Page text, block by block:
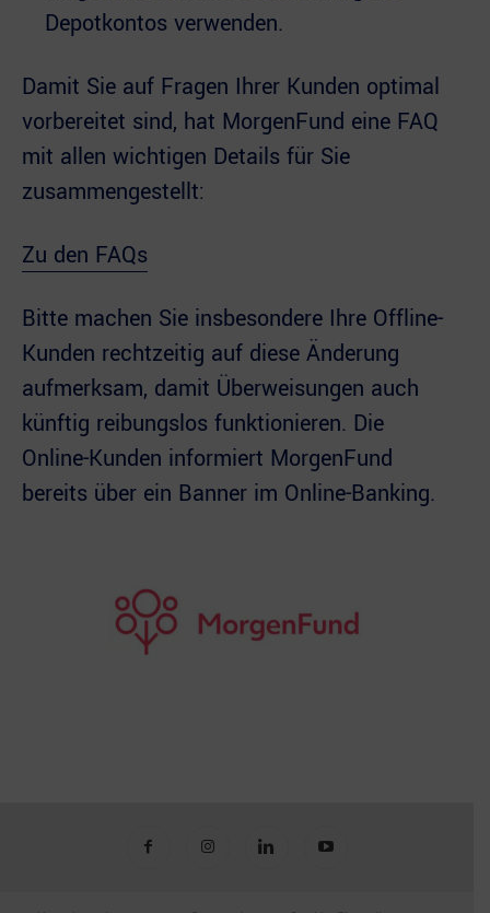
Depotkontos verwenden.
Damit Sie auf Fragen Ihrer Kunden optimal
vorbereitet sind, hat MorgenFund eine FAQ
mit allen wichtigen Details für Sie
zusammengestellt:
Zu den FAQs
Bitte machen Sie insbesondere Ihre Offline-
Kunden rechtzeitig auf diese Änderung
aufmerksam, damit Überweisungen auch
künftig reibungslos funktionieren. Die
Online-Kunden informiert MorgenFund
bereits über ein Banner im Online-Banking.